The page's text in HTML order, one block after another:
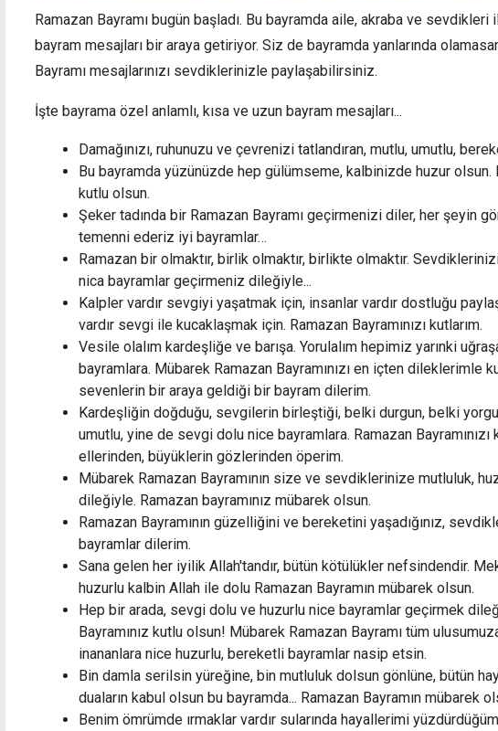
Ramazan Bayramı bugün başladı. Bu bayramda aile, akraba ve sevdikleri
bayram mesajları bir araya getiriyor. Siz de bayramda yanlarında
Bayramı mesajlarınızı sevdiklerinizle paylaşabilirsiniz.
İşte bayrama özel anlamlı, kısa ve uzun bayram mesajları...
Damağınızı, ruhunuzu ve çevrenizi tatlandıran, mutlu, umutlu,
Bu bayramda yüzünüzde hep gülümseme, kalbinizde huzur olsun.
kutlu olsun.
Şeker tadında bir Ramazan Bayramı geçirmenizi diler, her şeyin
temenni ederiz iyi bayramlar…
Ramazan bir olmaktır, birlik olmaktır, birlikte olmaktır.
nica bayramlar geçirmeniz dileğiyle...
Kalpler vardır sevgiyi yaşatmak için, insanlar vardır dostluğu
vardır sevgi ile kucaklaşmak için. Ramazan Bayramınızı kutlarım.
Vesile olalım kardeşliğe ve barışa. Yorulalım hepimiz yarınki
bayramlara. Mübarek Ramazan Bayramınızı en içten dileklerimle
sevenlerin bir araya geldiği bir bayram dilerim.
Kardeşliğin doğduğu, sevgilerin birleştiği, belki durgun, belki
umutlu, yine de sevgi dolu nice bayramlara. Ramazan Bayramınızı
ellerinden, büyüklerin gözlerinden öperim.
Mübarek Ramazan Bayramının size ve sevdiklerinize mutluluk,
dileğiyle. Ramazan bayramınız mübarek olsun.
Ramazan Bayramının güzelliğini ve bereketini yaşadığınız,
bayramlar dilerim.
Sana gelen her iyilik Allah'tandır, bütün kötülükler nefsindendir.
huzurlu kalbin Allah ile dolu Ramazan Bayramın mübarek olsun.
Hep bir arada, sevgi dolu ve huzurlu nice bayramlar geçirmek
Bayramınız kutlu olsun! Mübarek Ramazan Bayramı tüm
inananlara nice huzurlu, bereketli bayramlar nasip etsin.
Bin damla serilsin yüreğine, bin mutluluk dolsun gönlüne, bütün
duaların kabul olsun bu bayramda... Ramazan Bayramın mübarek
Benim ömrümde ırmaklar vardır sularında hayallerimi
Cuma Hutbesi - 24 Temmuz 2026